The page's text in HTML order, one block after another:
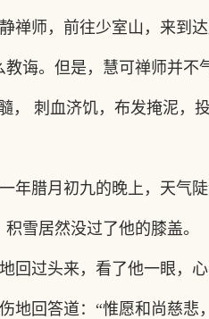
禅师，前往少室山，来到
诲。但是，慧可禅师并
， 刺血济饥，布发掩泥，
年腊月初九的晚上，天气
雪居然没过了他的膝盖。
回过头来，看了他一眼，心
地回答道： “惟愿和尚慈悲